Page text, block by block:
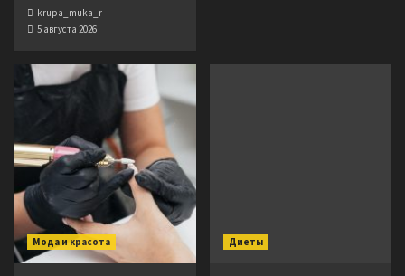
krupa_muka_r
5 августа 2026
Мода и красота Диеты